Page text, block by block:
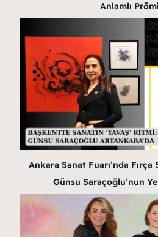
Anlamlı
Ankara Sanat Fuarı’nda Fırça
Günsu Saraçoğlu’nun